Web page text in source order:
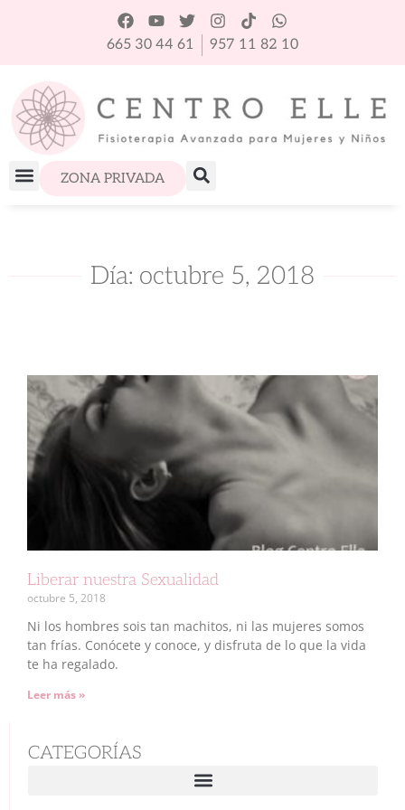
665 30 44 61 957 11 82 10
ZONA PRIVADA
Día: octubre 5, 2018
Liberar nuestra Sexualidad
octubre 5, 2018
Ni los hombres sois tan machitos, ni las mujeres somos
tan frías. Conócete y conoce, y disfruta de lo que la vida
te ha regalado.
Leer más »
CATEGORÍAS